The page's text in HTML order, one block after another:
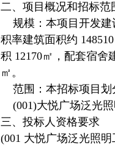
二、项目概况和招标范
规模：本项目开发建
积率建筑面积约
积 12170㎡，配套宿舍
㎡。
范围：本招标项目划
(001)大悦广场泛光照
三、投标人资格要求
(001 大悦广场泛光照